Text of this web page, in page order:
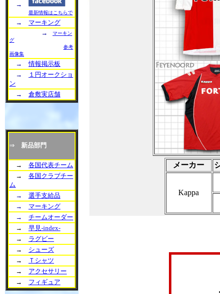
→
最新情報はこちらで
→ マーキング
→
マーキン
グ
参考
画像集
→情報掲示板
→
１円オークショ
ン
→ 倉敷実店舗
⇒ 新品部門
→ 各国代表チーム
→ 各国クラブチー
ム
→ 選手支給品
→ マーキング
→ チームオーダー
→ 早見-index-
→ ラグビー
→ シューズ
→
Ｔシャツ
→ アクセサリー
→ フィギュア
メーカー
Kappa